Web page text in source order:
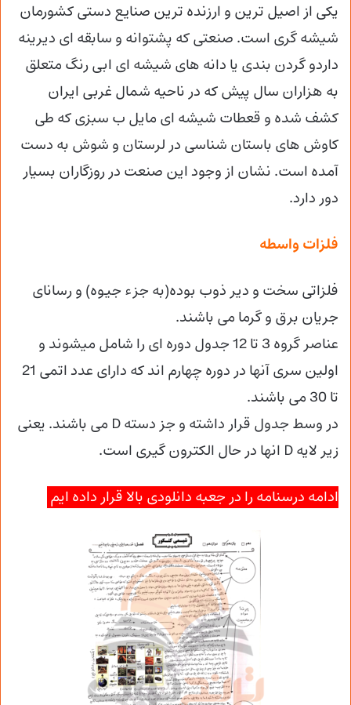
یکی از اصیل ترین و ارزنده ترین صنایع دستی کشورمان
شیشه گری است. صنعتی که پشتوانه و سابقه ای دیرینه
داردو گردن بندی یا دانه های شیشه ای ابی رنگ متعلق
به هزاران سال پیش که در ناحیه شمال غربی ایران
کشف شده و قعطات شیشه ای مایل ب سبزی که طی
کاوش های باستان شناسی در لرستان و شوش به دست
آمده است. نشان از وجود این صنعت در روزگاران بسیار
دور دارد.
فلزات واسطه
فلزاتی سخت و دیر ذوب بوده(به جزء جیوه) و رسانای
جریان برق و گرما می باشند.
عناصر گروه 3 تا 12 جدول دوره ای را شامل میشوند و
اولین سری آنها در دوره چهارم اند که دارای عدد اتمی 21
تا 30 می باشند.
در وسط جدول قرار داشته و جز دسته D می باشند. یعنی
زیر لایه D انها در حال الکترون گیری است.
ادامه درسنامه را در جعبه دانلودی بالا قرار داده ایم